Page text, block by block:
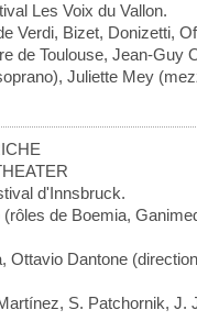
Les Voix du Vallon.
Verdi, Bizet, Donizetti,
de Toulouse, Jean-Guy
Juliette Mey
d'Innsbruck.
de Boemia,
Ottavio Dantone
S. Patchornik, J.